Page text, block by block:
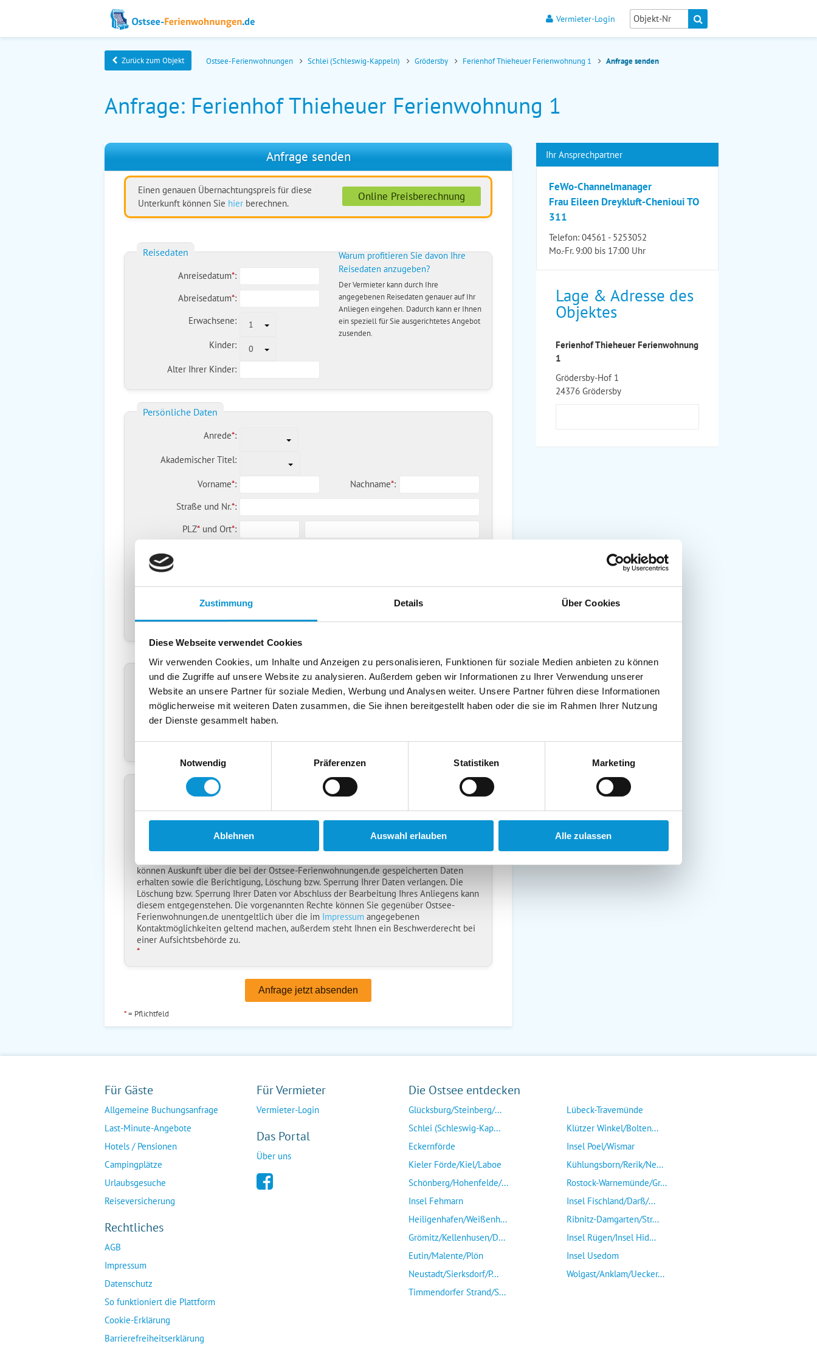
Zustimmung Details Über Cookies
Diese Webseite verwendet Cookies
Wir verwenden Cookies, um Inhalte und Anzeigen zu personalisieren, Funktionen für soziale Medien anbieten zu können
und die Zugriffe auf unsere Website zu analysieren. Außerdem geben wir Informationen zu Ihrer Verwendung unserer
Website an unsere Partner für soziale Medien, Werbung und Analysen weiter. Unsere Partner führen diese Informationen
möglicherweise mit weiteren Daten zusammen, die Sie ihnen bereitgestellt haben oder die sie im Rahmen Ihrer Nutzung
der Dienste gesammelt haben.
Notwendig
Präferenzen Statistiken Marketing
Ablehnen Auswahl erlauben Alle zulassen
Vermieter-Login
Zurück zum Objekt Ostsee-Ferienwohnungen Schlei (Schleswig-Kappeln) Grödersby Ferienhof Thieheuer Ferienwohnung 1 Anfrage senden
Anfrage: Ferienhof Thieheuer Ferienwohnung 1
Anfrage senden
Einen genauen Übernachtungspreis für diese
Unterkunft können Sie hier berechnen.
Online Preisberechnung
Reisedaten
Anreisedatum*:
Abreisedatum*:
Erwachsene:
1
Kinder: 0
Alter Ihrer Kinder:
Warum profitieren Sie davon Ihre
Reisedaten anzugeben?
Der Vermieter kann durch Ihre
angegebenen Reisedaten genauer auf Ihr
Anliegen eingehen. Dadurch kann er Ihnen
ein speziell für Sie ausgerichtetes Angebot
zusenden.
Persönliche Daten
Anrede*:
Akademischer Titel:
Vorname*: Nachname*:
Straße und Nr.*:
PLZ* und Ort*:
Mobil:
E-Mail:
Freier Kommentar an Vermieter
Kopie der Nachricht per Mail zusenden
Ich habe dieDatenschutzhinweisegelesen und bin damit einverstanden.
Ostsee-Ferienwohnungen.de erhebt, verarbeitet und nutzt Ihre personenbezogenen
können Auskunft über die bei der Ostsee-Ferienwohnungen.de gespeicherten Daten
erhalten sowie die Berichtigung, Löschung bzw. Sperrung Ihrer Daten verlangen. Die
Löschung bzw. Sperrung Ihrer Daten vor Abschluss der Bearbeitung Ihres Anliegens kann
diesem entgegenstehen. Die vorgenannten Rechte können Sie gegenüber Ostsee-
Ferienwohnungen.de unentgeltlich über die im Impressum angegebenen
Kontaktmöglichkeiten geltend machen, außerdem steht Ihnen ein Beschwerderecht bei
einer Aufsichtsbehörde zu.
*
*= Pflichtfeld
Ihr Ansprechpartner
FeWo-Channelmanager
Frau Eileen Dreykluft-Chenioui TO
311
Telefon: 04561 - 5253052
Mo.-Fr. 9:00 bis 17:00 Uhr
Lage & Adresse des
Objektes
Ferienhof Thieheuer Ferienwohnung
1
Grödersby-Hof 1
24376 Grödersby
Für Gäste
Allgemeine Buchungsanfrage
Last-Minute-Angebote
Hotels / Pensionen
Campingplätze
Urlaubsgesuche
Reiseversicherung
Rechtliches
AGB
Impressum
Datenschutz
So funktioniert die Plattform
Cookie-Erklärung
Barrierefreiheitserklärung
Für Vermieter
Vermieter-Login
Das Portal
Über uns
Die Ostsee entdecken
Glücksburg/Steinberg/...
Schlei (Schleswig-Kap...
Eckernförde
Kieler Förde/Kiel/Laboe
Schönberg/Hohenfelde/...
Insel Fehmarn
Heiligenhafen/Weißenh...
Grömitz/Kellenhusen/D...
Eutin/Malente/Plön
Neustadt/Sierksdorf/P...
Timmendorfer Strand/S...
Lübeck-Travemünde
Klützer Winkel/Bolten...
Insel Poel/Wismar
Kühlungsborn/Rerik/Ne...
Rostock-Warnemünde/Gr...
Insel Fischland/Darß/...
Ribnitz-Damgarten/Str...
Insel Rügen/Insel Hid...
Insel Usedom
Wolgast/Anklam/Uecker...